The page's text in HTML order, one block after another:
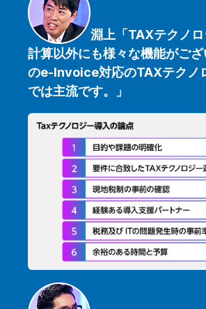
淵上「TAXテクノ
計算以外にも様々な機能がご
のe-Invoice対応のTAXテクノ
では主流です。
」